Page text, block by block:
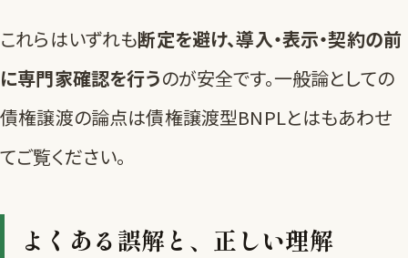
これらはいずれも断定を避け、導入・表示・契約の前
に専門家確認を行うのが安全です。一般論としての
債権譲渡の論点は債権譲渡型BNPLとはもあわせ
てご覧ください。
よくある誤解と、正しい理解